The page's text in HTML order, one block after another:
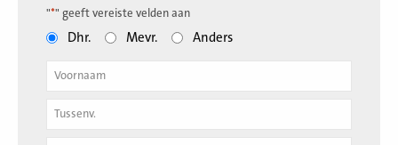
"*" geeft vereiste velden aan
Dhr. Mevr. Anders